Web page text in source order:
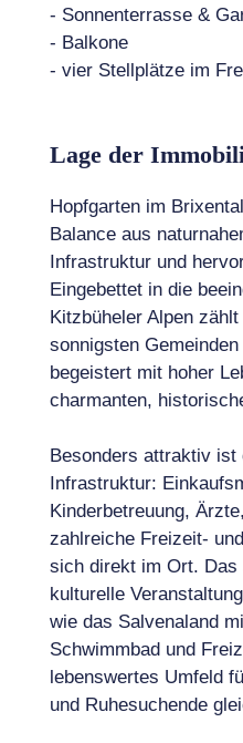
- Sonnenterrasse &
- Balkone
- vier Stellplätze im
Lage der
Hopfgarten im
Balance aus
Infrastruktur und
Eingebettet in die
Kitzbüheler Alpen
sonnigsten
begeistert mit hoher
charmanten,
Besonders attraktiv ist
Infrastruktur:
Kinderbetreuung,
zahlreiche Freizeit-
sich direkt im Ort. Das
kulturelle
wie das Salvenaland
Schwimmbad und
lebenswertes Umfeld
und Ruhesuchende